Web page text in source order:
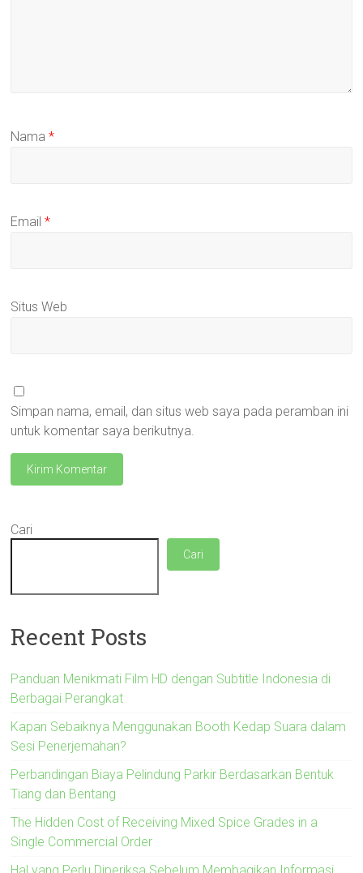
Nama*
Email*
Situs Web
Simpan nama, email, dan situs web saya pada peramban ini
untuk komentar saya berikutnya.
Cari
Cari
Recent Posts
Panduan Menikmati Film HD dengan Subtitle Indonesia di
Berbagai Perangkat
Kapan Sebaiknya Menggunakan Booth Kedap Suara dalam
Sesi Penerjemahan?
Perbandingan Biaya Pelindung Parkir Berdasarkan Bentuk
Tiang dan Bentang
The Hidden Cost of Receiving Mixed Spice Grades in a
Single Commercial Order